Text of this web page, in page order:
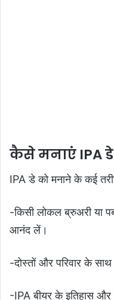
कैसे मनाएं IPA डे
IPA डे को मनाने के कई
-किसी लोकल ब्रुअरी या
आनंद लें।
-दोस्तों और परिवार के
-IPA बीयर के इतिहास और